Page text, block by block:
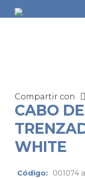
Compartir con
CABO
WHITE
Código: 001074